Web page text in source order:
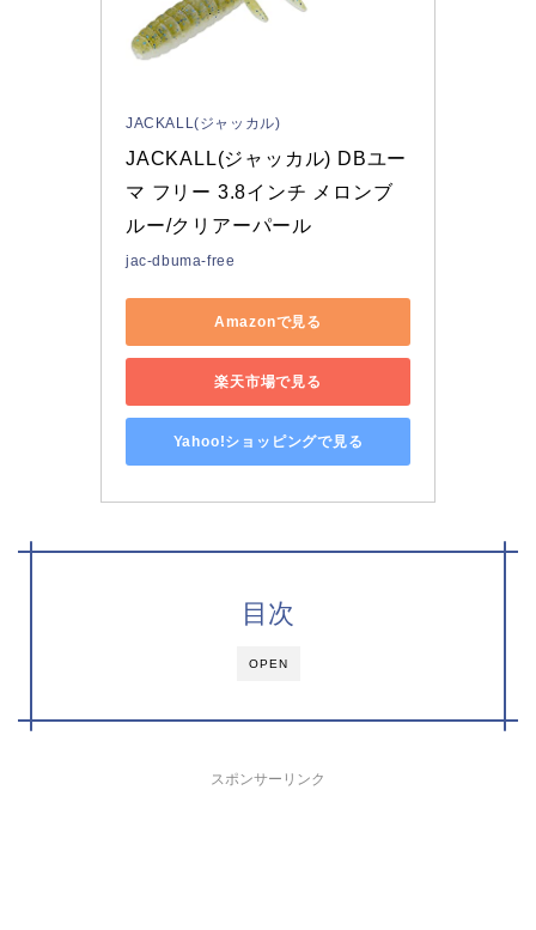
JACKALL(ジャッカル)
JACKALL(ジャッカル) DBユー
マ フリー 3.8インチ メロンブ
ルー/クリアーパール
jac-dbuma-free
Amazonで見る
楽天市場で見る
Yahoo!ショッピングで見る
OPEN
目次
スポンサーリンク